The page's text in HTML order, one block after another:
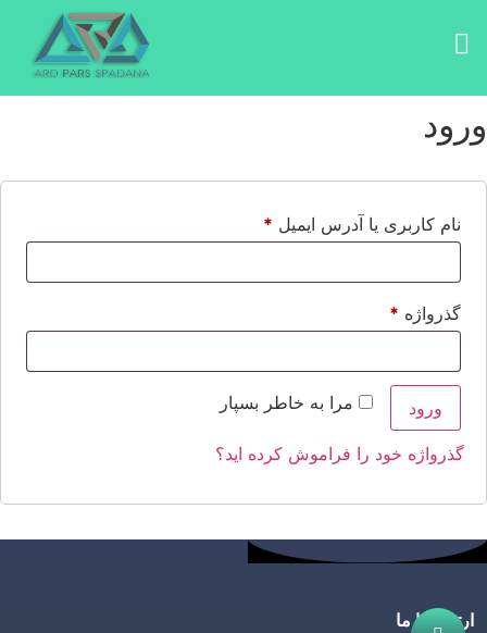
ورود
نام کاربری یا آدرس ایمیل *
گذرواژه *
مرا به خاطر بسپار ورود
گذرواژه خود را فراموش کرده اید؟
ارتباط با ما